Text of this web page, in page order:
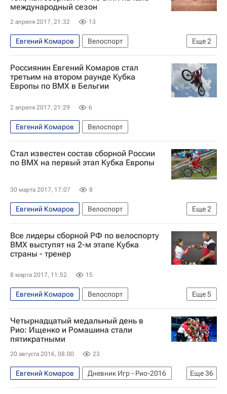
международный сезон
2 апреля 2017, 21:32 13
Еще2
Евгений Комаров
Велоспорт
Павел Костюков
Ярослава Бондаренко
Россиянин Евгений Комаров стал
третьим на втором раунде Кубка
Европы по BMX в Бельгии
2 апреля 2017, 21:29 6
Евгений Комаров Велоспорт
Стал известен состав сборной России
по ВМХ на первый этап Кубка Европы
30 марта 2017, 17:07 8
Еще2
Евгений Комаров
Велоспорт
Ярослава Бондаренко
Наталья Суворова
Все лидеры сборной РФ по велоспорту
ВМХ выступят на 2-м этапе Кубка
страны - тренер
8 марта 2017, 11:52 15
Еще5
Евгений Комаров
Велоспорт
Павел Костюков
Летние Олимпийские игры 2016
Сборная России по велоспорту
Ярослава Бондаренко
Четырнадцатый медальный день в
Рио: Ищенко и Ромашина стали
пятикратными
20 августа 2016, 08:00 23
Еще36
Евгений Комаров
Дневник Игр - Рио-2016
Олимпийские игры
Спорт
Рио-2016